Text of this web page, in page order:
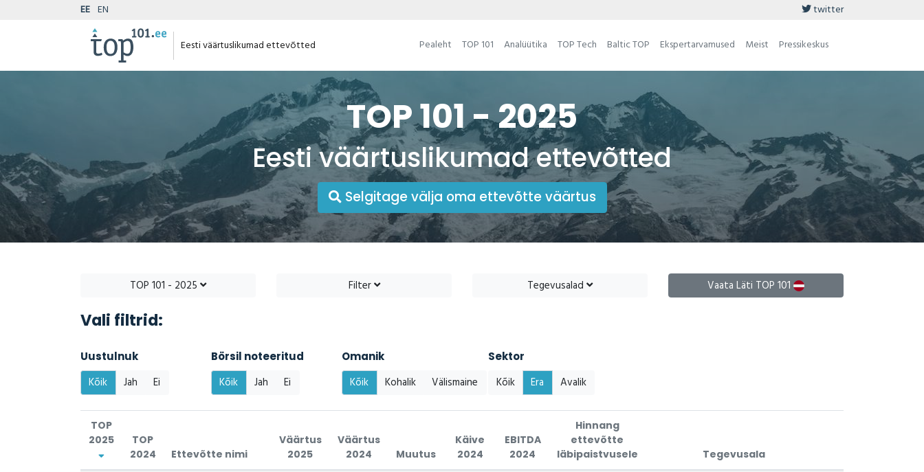
EE EN twitter
Eesti väärtuslikumad ettevõtted Pealeht TOP 101 Analüütika TOP Tech Baltic TOP Ekspertarvamused Meist Pressikeskus
TOP 101 - 2025
Eesti väärtuslikumad ettevõtted
Selgitage välja oma ettevõtte väärtus
TOP 101 - 2025 Filter Tegevusalad Vaata Läti TOP 101
Vali filtrid:
Uustulnuk
Kõik Jah Ei
Börsil noteeritud
Kõik Jah Ei
Omanik
Kõik Kohalik Välismaine
Sektor
Kõik Era Avalik
TOP
2025
TOP
2024
Ettevõtte nimi
Väärtus
2025
Väärtus
2024
Muutus
Käive
2024
EBITDA
2024
Hinnang
ettevõtte
läbipaistvusele
Tegevusala